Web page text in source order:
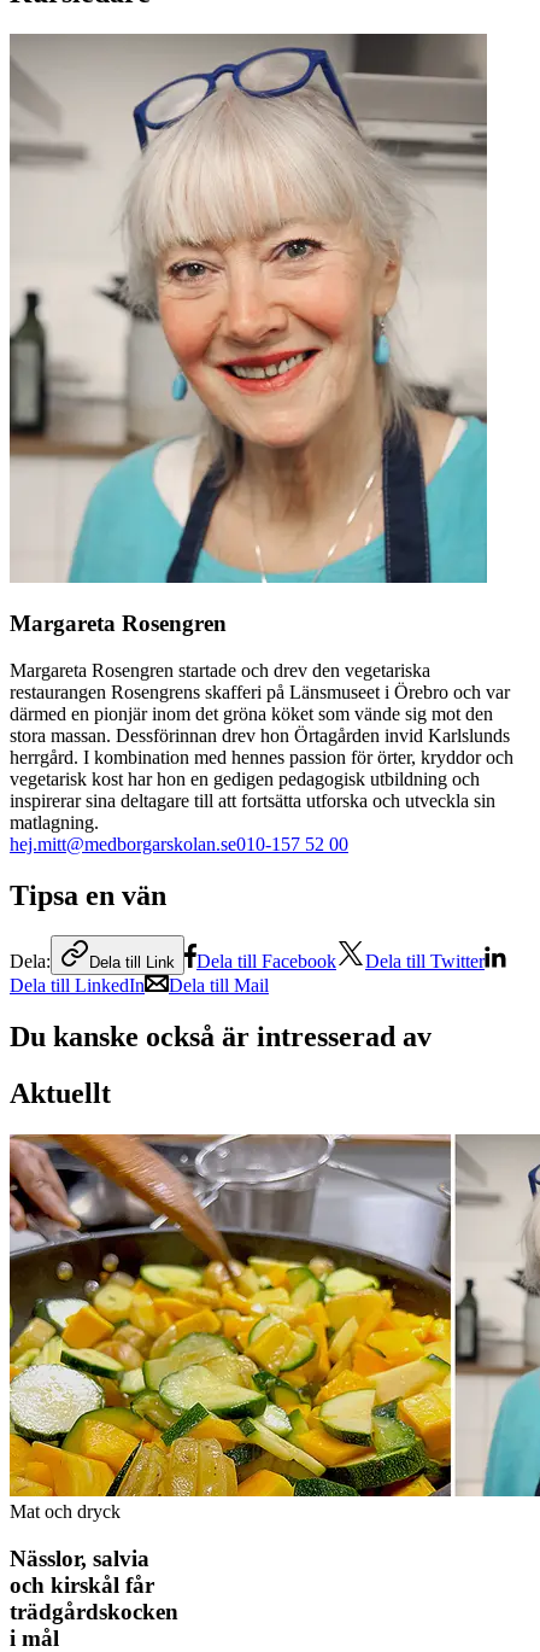
Margareta Rosengren
Margareta Rosengren startade och drev den vegetariska
restaurangen Rosengrens skafferi på Länsmuseet i Örebro och var
därmed en pionjär inom det gröna köket som vände sig mot den
stora massan. Dessförinnan drev hon Örtagården invid Karlslunds
herrgård. I kombination med hennes passion för örter, kryddor och
vegetarisk kost har hon en gedigen pedagogisk utbildning och
inspirerar sina deltagare till att fortsätta utforska och utveckla sin
matlagning.
hej.mitt@medborgarskolan.se010-157 52 00
Tipsa en vän
Dela: Dela till Link Dela till Facebook
Dela till Twitter
Dela till LinkedIn
Dela till Mail
Du kanske också är intresserad av
Aktuellt
Mat och dryck
Nässlor, salvia
och kirskål får
trädgårdskocken
i mål